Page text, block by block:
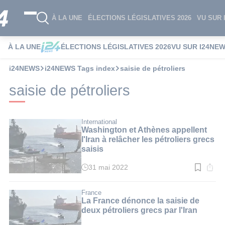
À LA UNE ÉLECTIONS LÉGISLATIVES 2026 VU SUR
À LA UNE ÉLECTIONS LÉGISLATIVES 2026VU SUR
i24NEWS i24NEWS Tags index saisie de pétroliers
saisie de pétroliers
International
Washington et Athènes appellent
l'Iran à relâcher les pétroliers grecs
saisis
Temps
:
2
min.
31 mai 2022
France
La France dénonce la saisie de
deux pétroliers grecs par l'Iran